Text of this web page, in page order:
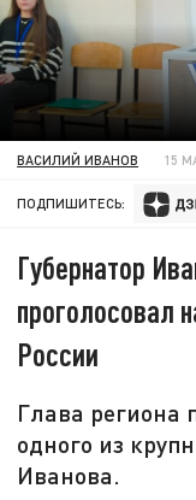
ВАСИЛИЙ ИВАНОВ 15
ПОДПИШИТЕСЬ:
Губернатор
проголосовал
России
Глава региона
одного из
Иванова.